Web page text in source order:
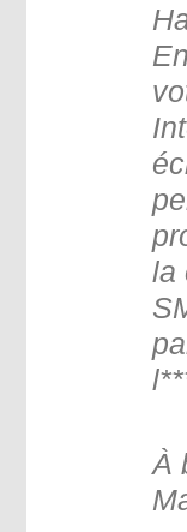
la
À